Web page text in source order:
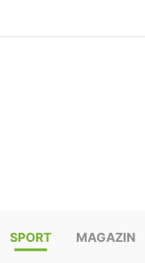
SPORT MAGAZIN